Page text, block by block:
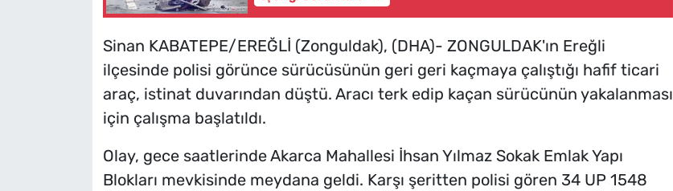
Sinan KABATEPE/EREĞLİ (Zonguldak), (DHA)- ZONGULDAK'ın Ereğli
ilçesinde polisi görünce sürücüsünün geri geri kaçmaya çalıştığı hafif ticari
araç, istinat duvarından düştü. Aracı terk edip kaçan sürücünün yakalanması
için çalışma başlatıldı.
Olay, gece saatlerinde Akarca Mahallesi İhsan Yılmaz Sokak Emlak Yapı
Blokları mevkisinde meydana geldi. Karşı şeritten polisi gören 34 UP 1548